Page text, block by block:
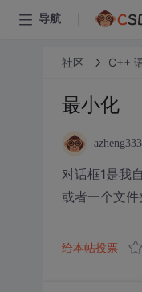
导航
社区 C++
最小化
azheng333
对话框1是我
或者一个文
给本帖投票